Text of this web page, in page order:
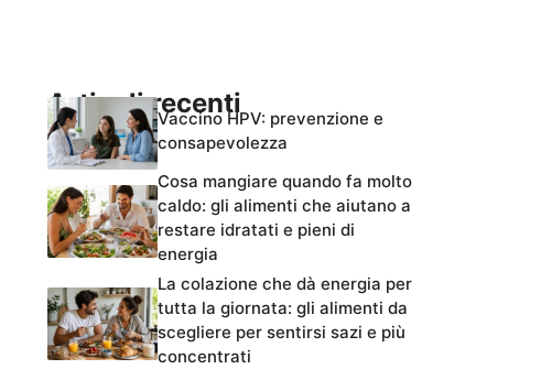
Articoli recentiVaccino HPV: prevenzione e
consapevolezza
Cosa mangiare quando fa molto
caldo: gli alimenti che aiutano a
restare idratati e pieni di
energia
La colazione che dà energia per
tutta la giornata: gli alimenti da
scegliere per sentirsi sazi e più
concentrati